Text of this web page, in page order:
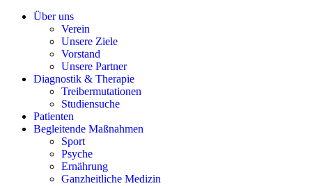
Über uns
Verein
Unsere Ziele
Vorstand
Unsere Partner
Diagnostik & Therapie
Treibermutationen
Studiensuche
Patienten
Begleitende Maßnahmen
Sport
Psyche
Ernährung
Ganzheitliche Medizin